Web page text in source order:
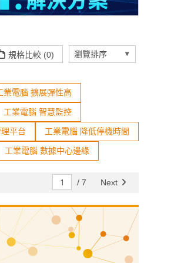
規格比較 (0)
業電腦 擴展彈性高
工業電腦 智慧監控
平台 工業電腦 降低停機時間
工業電腦 數據中心邊緣
/ 7 Next